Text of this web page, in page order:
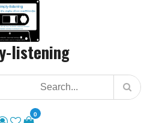
listening
0